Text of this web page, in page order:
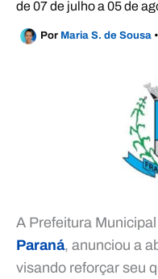
de 07 de julho a 05 de
Por Maria S. de Sousa •
A Prefeitura
Paraná, anunciou a
visando reforçar seu